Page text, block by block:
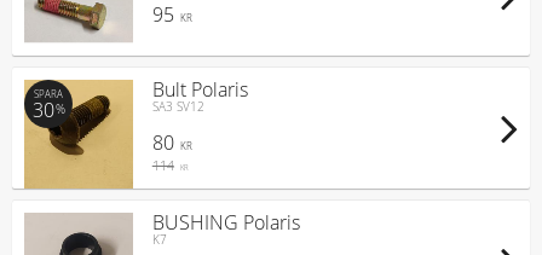
95 KR
Bult Polaris
SA3 SV12
80 KR
114 KR
SPARA
30%
BUSHING Polaris
K7